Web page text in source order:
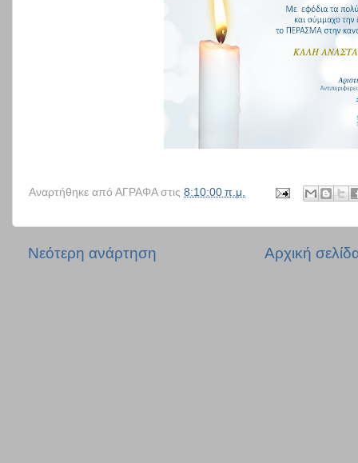
Αναρτήθηκε από ΑΓΡΑΦΑ στις 8:10:00 π.μ.
Νεότερη ανάρτηση Αρχική